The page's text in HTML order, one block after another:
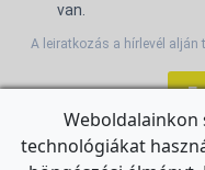
van.
A leiratkozás a hírlevél alján
Weboldalainkon
technológiákat